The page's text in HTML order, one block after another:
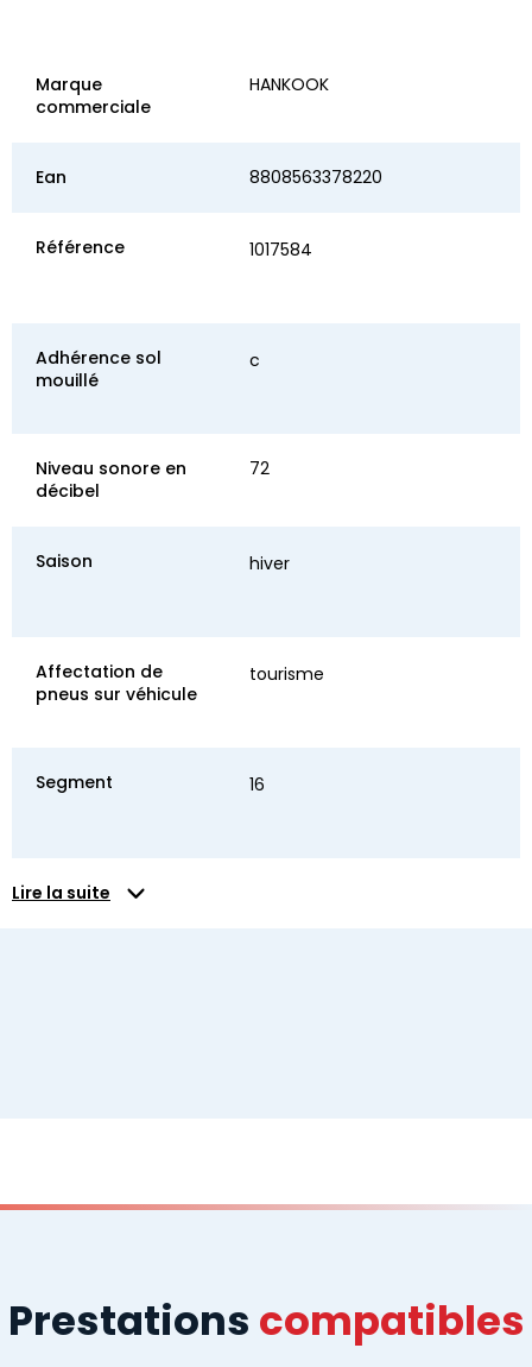
Marque
commerciale
HANKOOK
Ean 8808563378220
Référence 1017584
Adhérence sol
mouillé
c
Niveau sonore en
décibel
72
Saison hiver
Affectation de
pneus sur véhicule
tourisme
Segment 16
Lire la suite
Prestations compatibles